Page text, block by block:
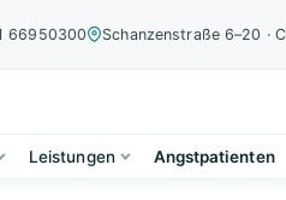
66950300 Schanzenstraße 6–20 ·
Leistungen Angstpatienten